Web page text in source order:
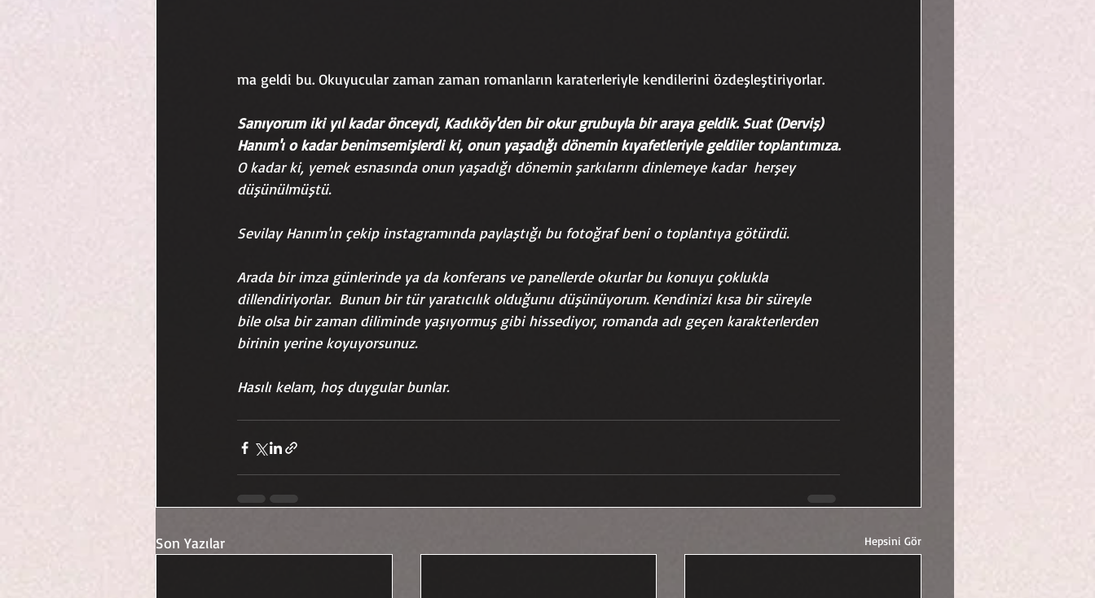
ma geldi bu. Okuyucular zaman zaman romanların karaterleriyle kendilerini özdeşleştiriyorlar.
Sanıyorum iki yıl kadar önceydi, Kadıköy'den bir okur grubuyla bir araya geldik. Suat (Derviş)
Hanım'ı o kadar benimsemişlerdi ki, onun yaşadığı dönemin kıyafetleriyle geldiler toplantımıza.
O kadar ki, yemek esnasında onun yaşadığı dönemin şarkılarını dinlemeye kadar  herşey
düşünülmüştü.
Sevilay Hanım'ın çekip instagramında paylaştığı bu fotoğraf beni o toplantıya götürdü.
Arada bir imza günlerinde ya da konferans ve panellerde okurlar bu konuyu çoklukla
dillendiriyorlar.  Bunun bir tür yaratıcılık olduğunu düşünüyorum. Kendinizi kısa bir süreyle
bile olsa bir zaman diliminde yaşıyormuş gibi hissediyor, romanda adı geçen karakterlerden
birinin yerine koyuyorsunuz.
Hasılı kelam, hoş duygular bunlar.
Son Yazılar Hepsini Gör